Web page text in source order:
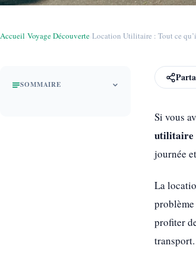
Accueil›Voyage Découverte›Location Utilitaire : Tout ce
SOMMAIRE
Si vous
utilitaire
journée
La
profiter
transport.